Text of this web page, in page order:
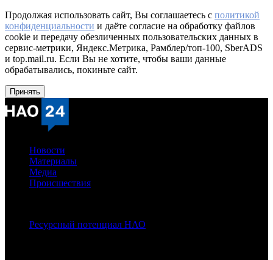
Продолжая использовать сайт, Вы соглашаетесь с политикой
конфиденциальности и даёте согласие на обработку файлов
cookie и передачу обезличенных пользовательских данных в
сервис-метрики, Яндекс.Метрика, Рамблер/топ-100, SberADS
и top.mail.ru. Если Вы не хотите, чтобы ваши данные
обрабатывались, покиньте сайт.
Принять
Новости
Материалы
Медиа
Происшествия
Ресурсный потенциал НАО